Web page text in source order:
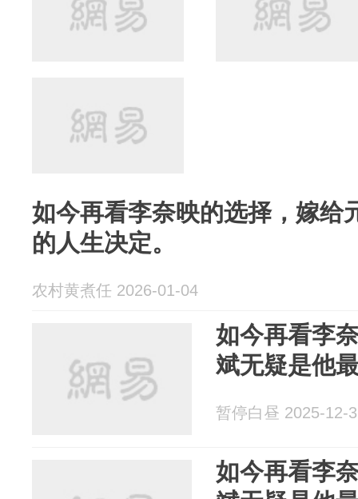
如今再看李奈映的选择，嫁给
的人生决定。
农村黄煮任 2026-01-04
如今再看李
斌无疑是他
暂停白昼 2025-12-
如今再看李